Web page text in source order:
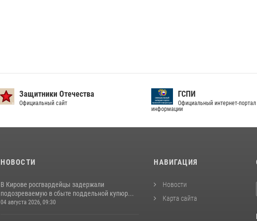
Защитники Отечества
Официальный сайт
ГСПИ
Официальный интернет-
информации
НОВОСТИ
В Кирове росгвардейцы задержали
подозреваемую в сбыте поддельной купюр...
04 августа 2026, 09:30
НАВИГАЦИЯ
Новости
Карта сайта